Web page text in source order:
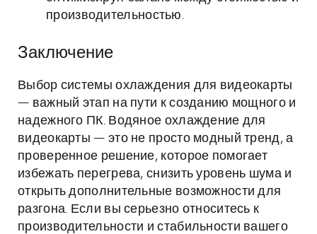
производительностью.
Заключение
Выбор системы охлаждения для видеокарты
— важный этап на пути к созданию мощного и
надежного ПК. Водяное охлаждение для
видеокарты — это не просто модный тренд, а
проверенное решение, которое помогает
избежать перегрева, снизить уровень шума и
открыть дополнительные возможности для
разгона. Если вы серьезно относитесь к
производительности и стабильности вашего